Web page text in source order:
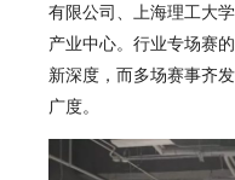
有限公司、上海理工大
产业中心。行业专场赛
新深度，而多场赛事齐
广度。